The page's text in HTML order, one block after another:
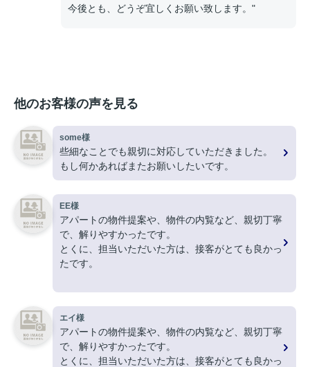
今後とも、どうぞ宜しくお願い致します。"
他のお客様の声を見る
some様
些細なことでも親切に対応していただきました。
もし何かあればまたお願いしたいです。
EE様
アパートの物件提案や、物件の内覧など、親切丁寧
で、解りやすかったです。
とくに、担当いただいた方は、接客がとても良かっ
たです。
ありがとうございました。
エイ様
アパートの物件提案や、物件の内覧など、親切丁寧
で、解りやすかったです。
とくに、担当いただいた方は、接客がとても良かっ